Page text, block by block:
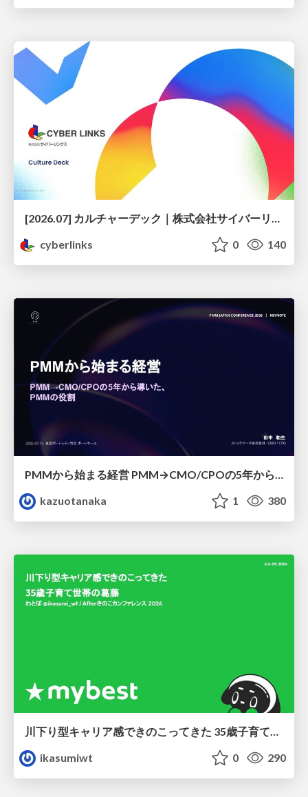
[2026.07] カルチャーデック｜株式会社サイバーリンクス
cyberlinks
0 140
PMMから始まる経営 PMM→CMO/CPOの5年から導いた、 PMMの役割
kazuotanaka
1 380
ikasumiwt
0 290